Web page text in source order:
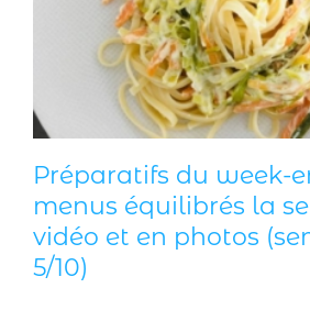
Préparatifs du week-
menus équilibrés la
vidéo et en photos
5/10)